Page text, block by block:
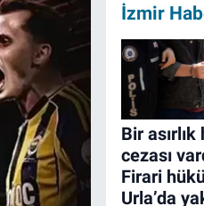
İzmir
Bir asırlık
cezası
Firari
Urla’da